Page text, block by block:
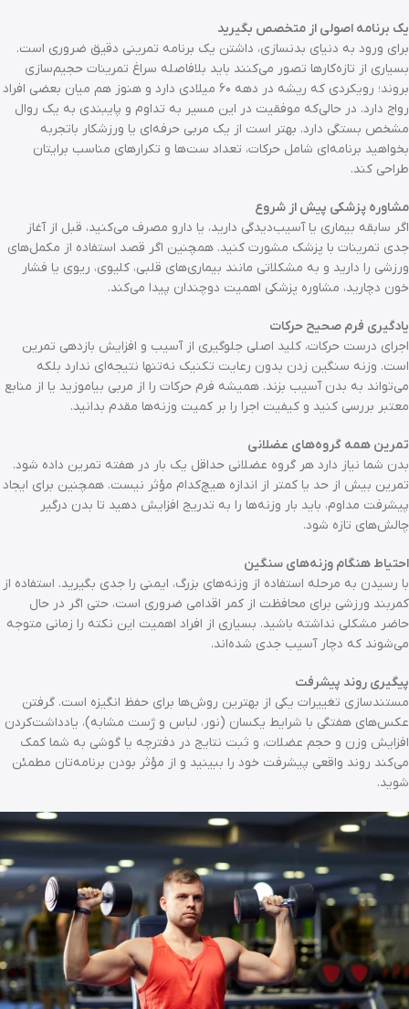
یک برنامه اصولی از متخصص بگیرید
برای ورود به دنیای بدنسازی، داشتن یک برنامه تمرینی دقیق ضروری است.
بسیاری از تازه‌کارها تصور می‌کنند باید بلافاصله سراغ تمرینات حجیم‌سازی
بروند؛ رویکردی که ریشه در دهه ۶۰ میلادی دارد و هنوز هم میان بعضی افراد
رواج دارد. در حالی‌که موفقیت در این مسیر به تداوم و پایبندی به یک روال
مشخص بستگی دارد. بهتر است از یک مربی حرفه‌ای یا ورزشکار باتجربه
بخواهید برنامه‌ای شامل حرکات، تعداد ست‌ها و تکرارهای مناسب برایتان
طراحی کند.
مشاوره پزشکی پیش از شروع
اگر سابقه بیماری یا آسیب‌دیدگی دارید، یا دارو مصرف می‌کنید، قبل از آغاز
جدی تمرینات با پزشک مشورت کنید. همچنین اگر قصد استفاده از مکمل‌های
ورزشی را دارید و به مشکلاتی مانند بیماری‌های قلبی، کلیوی، ریوی یا فشار
خون دچارید، مشاوره پزشکی اهمیت دوچندان پیدا می‌کند.
یادگیری فرم صحیح حرکات
اجرای درست حرکات، کلید اصلی جلوگیری از آسیب و افزایش بازدهی تمرین
است. وزنه سنگین زدن بدون رعایت تکنیک نه‌تنها نتیجه‌ای ندارد بلکه
می‌تواند به بدن آسیب بزند. همیشه فرم حرکات را از مربی بیاموزید یا از منابع
معتبر بررسی کنید و کیفیت اجرا را بر کمیت وزنه‌ها مقدم بدانید.
تمرین همه گروه‌های عضلانی
بدن شما نیاز دارد هر گروه عضلانی حداقل یک بار در هفته تمرین داده شود.
تمرین بیش از حد یا کمتر از اندازه هیچ‌کدام مؤثر نیست. همچنین برای ایجاد
پیشرفت مداوم، باید بار وزنه‌ها را به تدریج افزایش دهید تا بدن درگیر
چالش‌های تازه شود.
احتیاط هنگام وزنه‌های سنگین
با رسیدن به مرحله استفاده از وزنه‌های بزرگ، ایمنی را جدی بگیرید. استفاده از
کمربند ورزشی برای محافظت از کمر اقدامی ضروری است، حتی اگر در حال
حاضر مشکلی نداشته باشید. بسیاری از افراد اهمیت این نکته را زمانی متوجه
می‌شوند که دچار آسیب جدی شده‌اند.
پیگیری روند پیشرفت
مستندسازی تغییرات یکی از بهترین روش‌ها برای حفظ انگیزه است. گرفتن
عکس‌های هفتگی با شرایط یکسان (نور، لباس و ژست مشابه)، یادداشت‌کردن
افزایش وزن و حجم عضلات، و ثبت نتایج در دفترچه یا گوشی به شما کمک
می‌کند روند واقعی پیشرفت خود را ببینید و از مؤثر بودن برنامه‌تان مطمئن
شوید.